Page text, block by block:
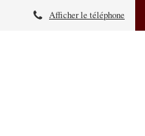
Afficher le téléphone